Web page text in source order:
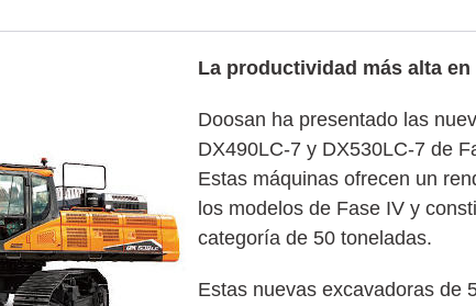
La productividad más alta en
Doosan ha presentado las
DX490LC-7 y DX530LC-7 de
Estas máquinas ofrecen un
los modelos de Fase IV y
categoría de 50 toneladas.
Estas nuevas excavadoras de